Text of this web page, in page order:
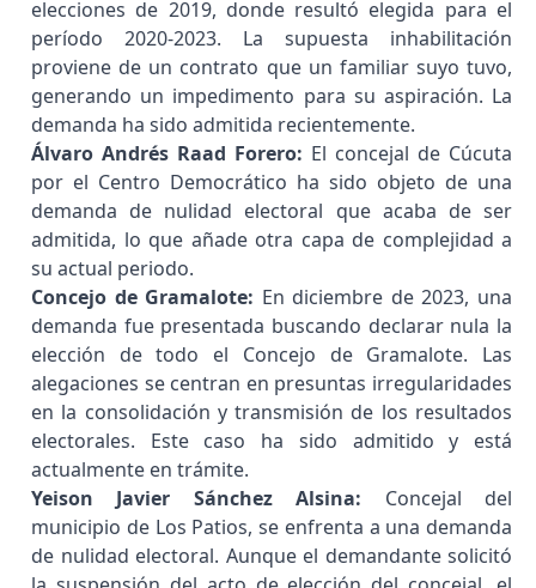
elecciones de 2019, donde resultó elegida para el
período 2020-2023. La supuesta inhabilitación
proviene de un contrato que un familiar suyo tuvo,
generando un impedimento para su aspiración. La
demanda ha sido admitida recientemente.
Álvaro Andrés Raad Forero: El concejal de Cúcuta
por el Centro Democrático ha sido objeto de una
demanda de nulidad electoral que acaba de ser
admitida, lo que añade otra capa de complejidad a
su actual periodo.
Concejo de Gramalote: En diciembre de 2023, una
demanda fue presentada buscando declarar nula la
elección de todo el Concejo de Gramalote. Las
alegaciones se centran en presuntas irregularidades
en la consolidación y transmisión de los resultados
electorales. Este caso ha sido admitido y está
actualmente en trámite.
Yeison Javier Sánchez Alsina: Concejal del
municipio de Los Patios, se enfrenta a una demanda
de nulidad electoral. Aunque el demandante solicitó